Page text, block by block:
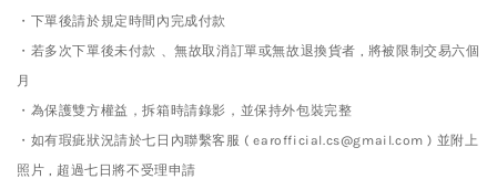
・下單後請於規定時間內完成付款
・若多次下單後未付款 、無故取消訂單或無故退換貨者 , 將被限制交易六個
月
・為保護雙方權益，拆箱時請錄影，並保持外包裝完整
・如有瑕疵狀況請於七日內聯繫客服 ( earofficial.cs@gmail.com ) 並附上
照片 , 超過七日將不受理申請